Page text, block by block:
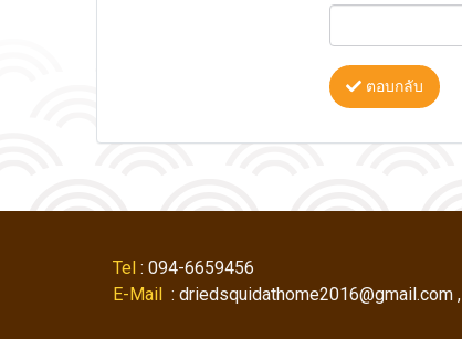
ตอบกลับ
Tel : 094-6659456
E-Mail : driedsquidathome2016@gmail.com ,